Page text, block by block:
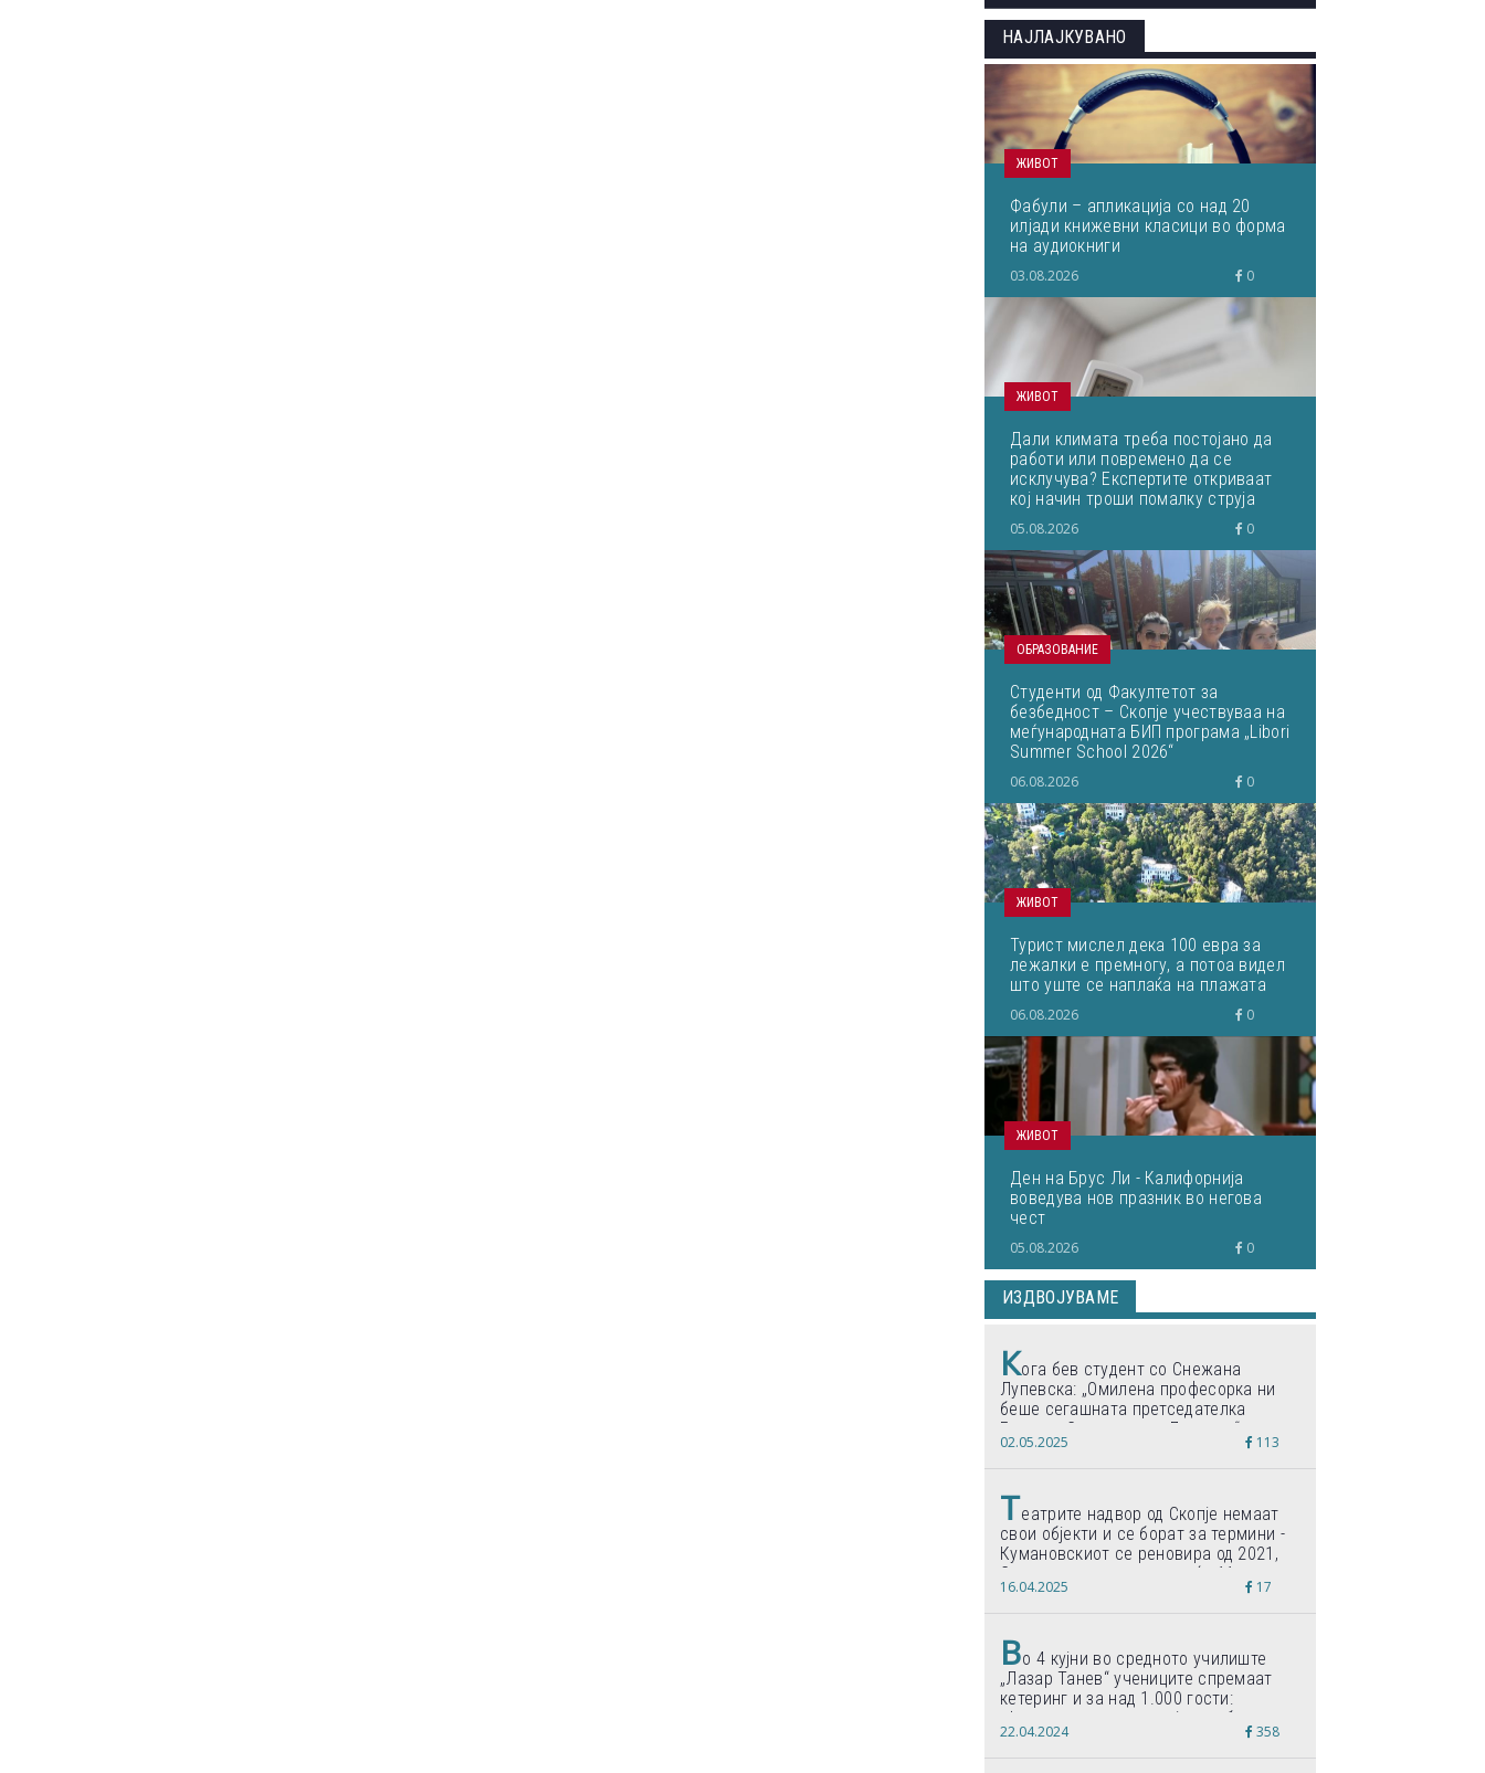
НАЈЛАЈКУВАНО
ЖИВОТ
Фабули – апликација со над 20
илјади книжевни класици во форма
на аудиокниги
03.08.2026 0
ЖИВОТ
Дали климата треба постојано да
работи или повремено да се
исклучува? Експертите откриваат
кој начин троши помалку струја
05.08.2026 0
ОБРАЗОВАНИЕ
Студенти од Факултетот за
безбедност – Скопје учествуваа на
меѓународната БИП програма „Libori
Summer School 2026“
06.08.2026 0
ЖИВОТ
Турист мислел дека 100 евра за
лежалки е премногу, а потоа видел
што уште се наплаќа на плажата
06.08.2026 0
ЖИВОТ
Ден на Брус Ли - Калифорнија
воведува нов празник во негова
чест
05.08.2026 0
ИЗДВОЈУВАМЕ
Кога бев студент со Снежана
Лупевска: „Омилена професорка ни
беше сегашната претседателка
Гордана Сиљановска-Давкова“
02.05.2025 113
Театрите надвор од Скопје немаат
свои објекти и се борат за термини -
Кумановскиот се реновира од 2021,
Струмичкиот се гради веќе 11 години
16.04.2025 17
Во 4 кујни во средното училиште
„Лазар Танев“ учениците спремаат
кетеринг и за над 1.000 гости:
„Формиравме компанија и работиме
по светски стандарди“
22.04.2024 358